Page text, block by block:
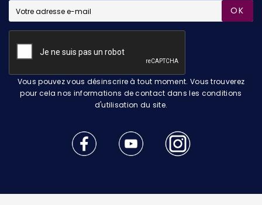
OK
Vous pouvez vous désinscrire à tout moment. Vous trouverez
pour cela nos informations de contact dans les conditions
d'utilisation du site.